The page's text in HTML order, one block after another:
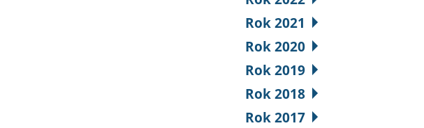
Rok 2021
Rok 2020
Rok 2019
Rok 2018
Rok 2017